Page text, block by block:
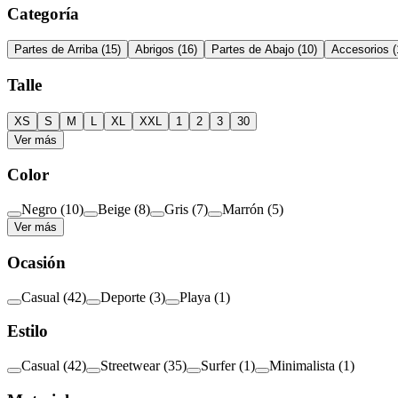
Categoría
Partes de Arriba (15) Abrigos (16) Partes de Abajo (10) Accesorios (
Talle
XS S M XL XXL 1 2 3
30
Ver más
Color
Negro (10) Beige (8) Gris (7) Marrón (5)
Ver más
Ocasión
Casual (42) Deporte (3) Playa (1)
Estilo
Casual (42) Streetwear (35) Surfer (1) Minimalista (1)